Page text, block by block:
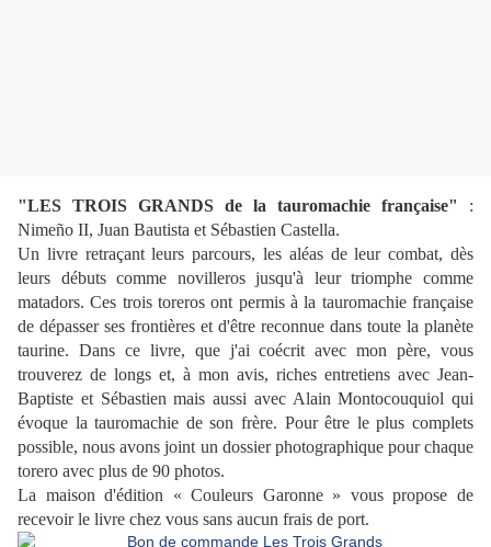
"LES TROIS GRANDS de la tauromachie française"
:
Nimeño II, Juan Bautista et Sébastien Castella.
Un livre retraçant leurs parcours, les aléas de leur combat, dès
leurs débuts comme novilleros jusqu'à leur triomphe comme
matadors. Ces trois toreros ont permis à la tauromachie française
de dépasser ses frontières et d'être reconnue dans toute la planète
taurine. Dans ce livre, que j'ai coécrit avec mon père, vous
trouverez de longs et, à mon avis, riches entretiens avec Jean-
Baptiste et Sébastien mais aussi avec Alain Montocouquiol qui
évoque la tauromachie de son frère. Pour être le plus complets
possible, nous avons joint un dossier photographique pour chaque
torero avec plus de 90 photos.
La maison d'édition « Couleurs Garonne » vous propose de
recevoir le livre chez vous sans aucun frais de port.